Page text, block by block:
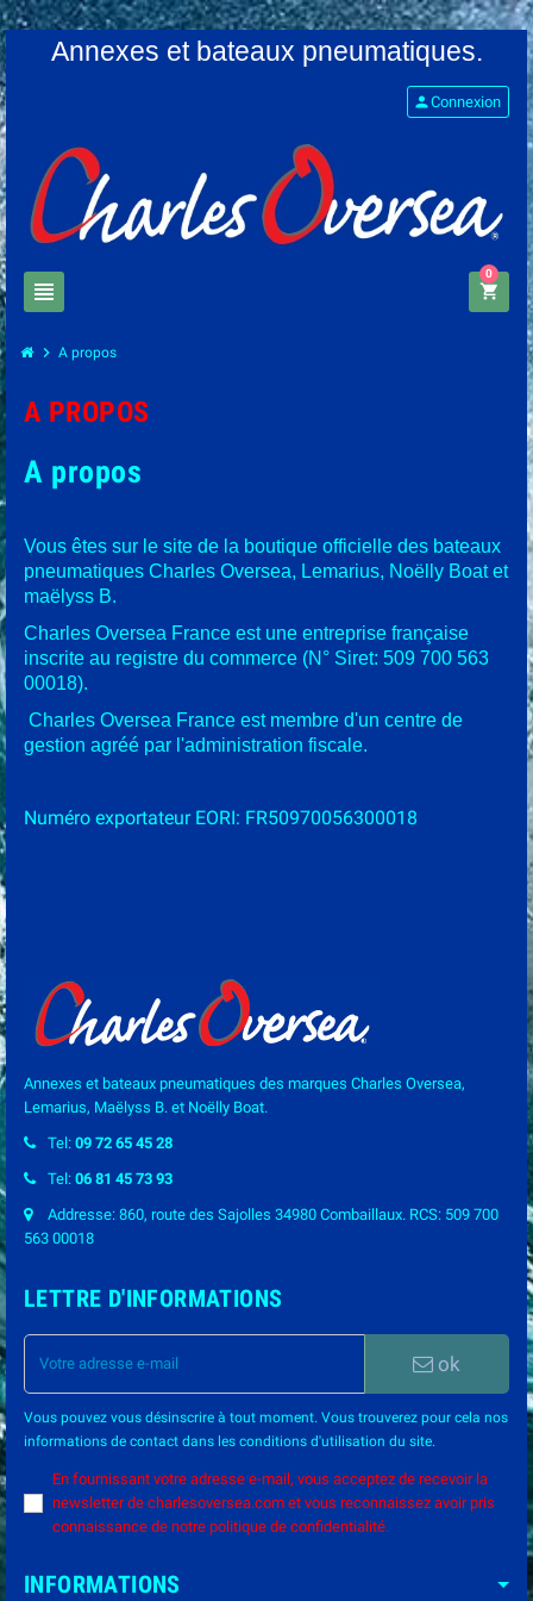
Annexes et bateaux pneumatiques.
view_headline
personConnexion
shopping_cart
0
chevron_right A propos
A PROPOS
A propos
Vous êtes sur le site de la boutique officielle des bateaux
pneumatiques Charles Oversea, Lemarius, Noëlly Boat et
maëlyss B.
Charles Oversea France est une entreprise française
inscrite au registre du commerce (N° Siret: 509 700 563
00018).
Charles Oversea France est membre d'un centre de
gestion agréé par l'administration fiscale.
Numéro exportateur EORI: FR50970056300018
Annexes et bateaux pneumatiques des marques Charles Oversea,
Lemarius, Maëlyss B. et Noëlly Boat.
Tel: 09 72 65 45 28
Tel: 06 81 45 73 93
Addresse: 860, route des Sajolles 34980 Combaillaux. RCS: 509 700
563 00018
LETTRE D'INFORMATIONS
ok
Vous pouvez vous désinscrire à tout moment. Vous trouverez pour cela nos
informations de contact dans les conditions d'utilisation du site.
En fournissant votre adresse e-mail, vous acceptez de recevoir la
newsletter de charlesoversea.com et vous reconnaissez avoir pris
connaissance de notre politique de confidentialité.
INFORMATIONS